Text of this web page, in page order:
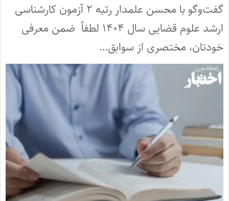
گفت‌وگو با محسن علمدار رتبه ۲ آزمون کارشناسی
ارشد علوم قضایی سال ۱۴۰۴ لطفاً ضمن معرفی
خودتان، مختصری از سوابق…